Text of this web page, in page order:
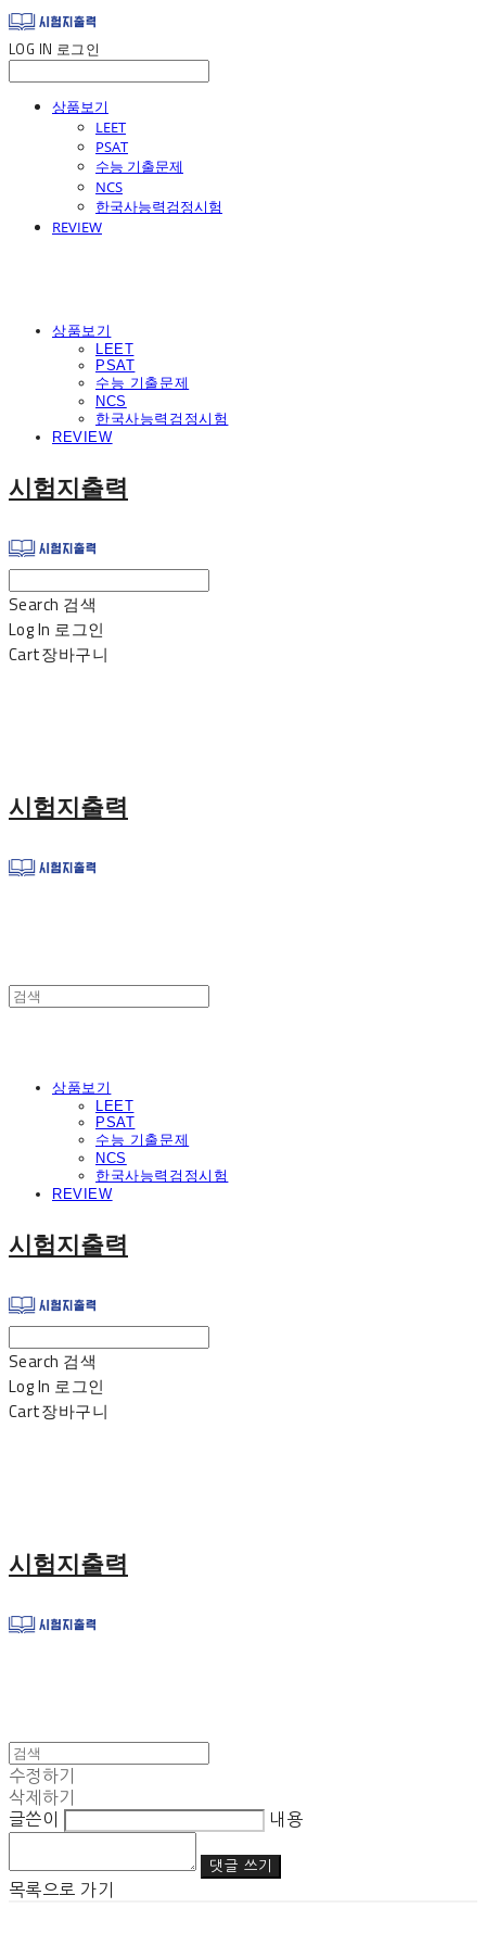
LOG IN 로그인
상품보기
LEET
PSAT
수능 기출문제
NCS
한국사능력검정시험
REVIEW
상품보기
LEET
PSAT
수능 기출문제
NCS
한국사능력검정시험
REVIEW
시험지출력
Search 검색
Log In 로그인
Cart장바구니
시험지출력
상품보기
LEET
PSAT
수능 기출문제
NCS
한국사능력검정시험
REVIEW
시험지출력
Search 검색
Log In 로그인
Cart장바구니
시험지출력
수정하기
삭제하기
글쓴이
내용
댓글 쓰기
목록으로 가기